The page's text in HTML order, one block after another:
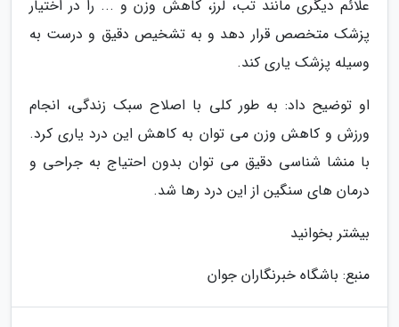
علائم دیگری مانند تب، لرز، کاهش وزن و ... را در اختیار
پزشک متخصص قرار دهد و به تشخیص دقیق و درست به
وسیله پزشک یاری کند.
او توضیح داد: به طور کلی با اصلاح سبک زندگی، انجام
ورزش و کاهش وزن می توان به کاهش این درد یاری کرد.
با منشا شناسی دقیق می توان بدون احتیاج به جراحی و
درمان های سنگین از این درد رها شد.
بیشتر بخوانید
منبع: باشگاه خبرنگاران جوان